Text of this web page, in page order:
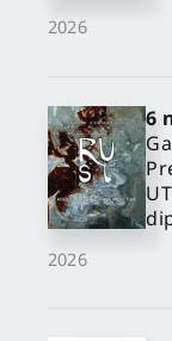
2026
2026
6